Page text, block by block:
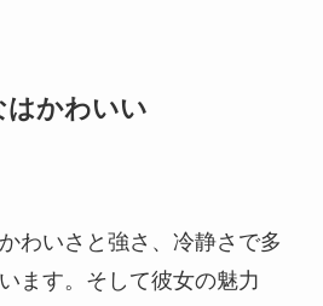
はかわいい
わいさと強さ、冷静さで多
ます。そして彼女の魅力